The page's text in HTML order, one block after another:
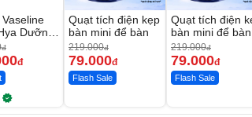
Dưỡng
Mịn Sau
đ
đ
Quạt tích điện kẹp
bàn mini để bàn
219.000đ
79.000đ
Flash Sale
Quạt tích điện
bàn mini để bàn
219.000đ
79.000đ
Flash Sale